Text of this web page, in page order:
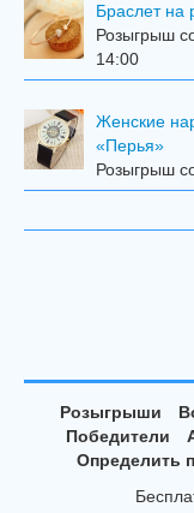
Браслет на
Розыгрыш
14:00
Женские
«Перья»
Розыгрыш
Розыгрыши
Победители
Определить